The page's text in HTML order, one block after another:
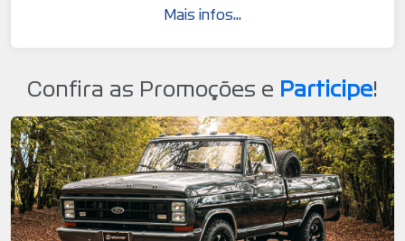
Mais infos...
Confira as Promoções e Participe!